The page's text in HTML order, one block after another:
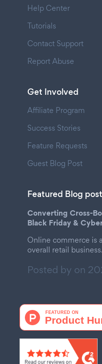
Help Center
Tutorials
Contact Support
Report Abuse
Get Involved
Affiliate Program
Success Stories
Feature Requests
Guest Blog Post
Featured Blog post
Converting Cross-
Black Friday &
Online commerce is
overall retail business.
Posted by on